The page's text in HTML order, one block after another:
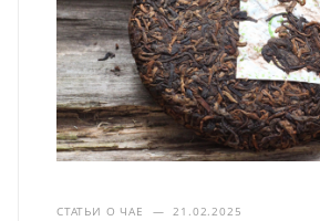
СТАТЬИ О ЧАЕ — 21.02.2025